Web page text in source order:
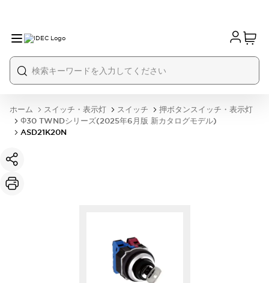
ホーム スイッチ・表示灯 スイッチ
押ボタンスイッチ・表示灯
Φ30 TWNDシリーズ(2025年6月版 新カタログモデル)
ASD21K20N